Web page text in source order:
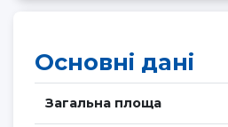
Основні дані
Загальна площа